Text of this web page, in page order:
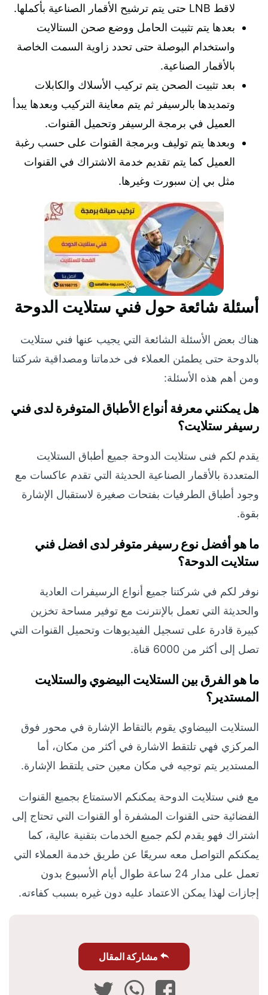
لاقط LNB حتى يتم ترشيح الأقمار الصناعية بأكملها.
بعدها يتم تثبيت الحامل ووضع صحن الستالايت
واستخدام البوصلة حتى تحدد زاوية السمت الخاصة
بالأقمار الصناعية.
بعد تثبيت الصحن يتم تركيب الأسلاك والكابلات
وتمديدها بالرسيفر ثم يتم معاينة التركيب وبعدها يبدأ
العميل في برمجة الرسيفر وتحميل القنوات.
وبعدها يتم توليف وبرمجة القنوات على حسب رغبة
العميل كما يتم تقديم خدمة الاشتراك في القنوات
مثل بي إن سبورت وغيرها.
أسئلة شائعة حول فني ستلايت الدوحة
هناك بعض الأسئلة الشائعة التي يجيب عنها فني ستلايت
بالدوحة حتى يطمئن العملاء فى خدماتنا ومصداقية شركتنا
ومن أهم هذه الأسئلة:
هل يمكنني معرفة أنواع الأطباق المتوفرة لدى فني
رسيفر ستلايت؟
يقدم لكم فنى ستلايت الدوحة جميع أطباق الستلايت
المتعددة بالأقمار الصناعية الحديثة التي تقدم عاكسات مع
وجود أطباق الطرفيات بفتحات صغيرة لاستقبال الإشارة
بقوة.
ما هو أفضل نوع رسيفر متوفر لدى افضل فني
ستلايت الدوحة؟
نوفر لكم في شركتنا جميع أنواع الرسيفرات العادية
والحديثة التي تعمل بالإنترنت مع توفير مساحة تخزين
كبيرة قادرة على تسجيل الفيديوهات وتحميل القنوات التي
تصل إلى أكثر من 6000 قناة.
ما هو الفرق بين الستلايت البيضوي والستلايت
المستدير؟
الستلايت البيضاوي يقوم بالتقاط الإشارة في محور فوق
المركزي فهي تلتقط الاشارة في أكثر من مكان، أما
المستدير يتم توجيه في مكان معين حتى يلتقط الإشارة.
مع فني ستلايت الدوحة يمكنكم الاستمتاع بجميع القنوات
الفضائية حتى القنوات المشفرة أو القنوات التي تحتاج إلى
اشتراك فهو يقدم لكم جميع الخدمات بتقنية عالية، كما
يمكنكم التواصل معه سريعًا عن طريق خدمة العملاء التي
تعمل على مدار 24 ساعة طوال أيام الأسبوع بدون
إجازات لهذا يمكن الاعتماد عليه دون غيره بسبب كفاءته.
مشاركة المقال